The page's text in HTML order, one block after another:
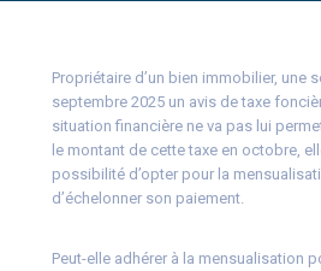
Propriétaire d’un bien immobilier, une
septembre 2025 un avis de taxe
situation financière ne va pas lui
le montant de cette taxe en octobre,
possibilité d’opter pour la
d’échelonner son paiement.
Peut-elle adhérer à la mensualisation